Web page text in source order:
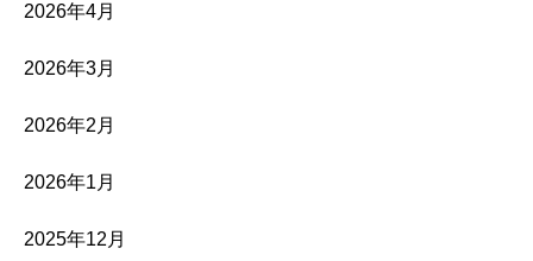
2026年4月
2026年3月
2026年2月
2026年1月
2025年12月